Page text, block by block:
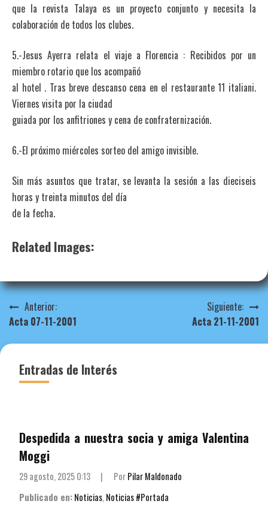
que la revista Talaya es un proyecto conjunto y necesita la
colaboración de todos los clubes.
5.-Jesus Ayerra relata el viaje a Florencia : Recibidos por un
miembro rotario que los acompañó
al hotel . Tras breve descanso cena en el restaurante 11 italiani.
Viernes visita por la ciudad
guiada por los anfitriones y cena de confraternización.
6.-El próximo miércoles sorteo del amigo invisible.
Sin más asuntos que tratar, se levanta la sesión a las dieciseis
horas y treinta minutos del día
de la fecha.
Related Images:
Navegación
de
Anterior:
Acta 07-11-2001
Siguiente:
Acta 21-11-2001
Entradas de Interés
Despedida a nuestra socia y amiga Valentina
Moggi
29 agosto, 2025 0:13 | PorPilar Maldonado
Publicado en:Noticias, Noticias #Portada